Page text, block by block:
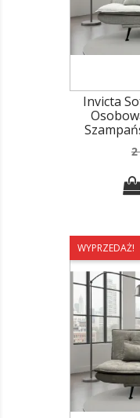
Invicta
2
WYPRZEDAŻ!